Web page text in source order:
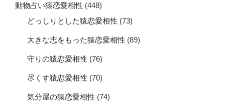
動物占い猿恋愛相性 (448)
どっしりとした猿恋愛相性 (73)
大きな志をもった猿恋愛相性 (89)
守りの猿恋愛相性 (76)
尽くす猿恋愛相性 (70)
気分屋の猿恋愛相性 (74)